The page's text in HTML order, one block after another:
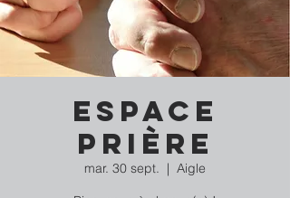
Espace
Prière
mar. 30 sept.
  |
Aigle